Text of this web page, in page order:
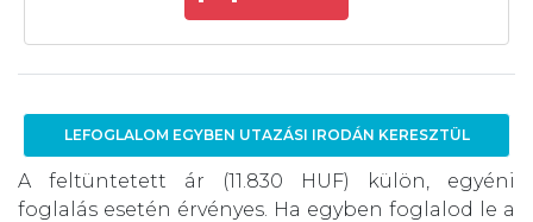
LEFOGLALOM EGYBEN UTAZÁSI IRODÁN KERESZTÜL
A feltüntetett ár (11.830 HUF) külön, egyéni
foglalás esetén érvényes. Ha egyben foglalod le a